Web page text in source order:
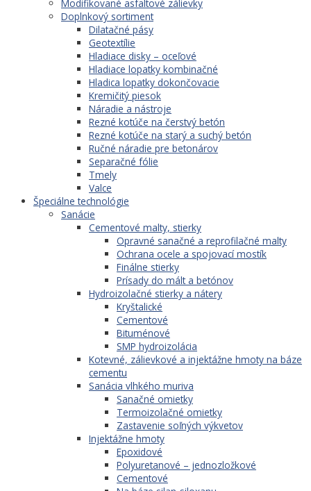
Modifikované asfaltové zálievky
Doplnkový sortiment
Dilatačné pásy
Geotextílie
Hladiace disky – oceľové
Hladiace lopatky kombinačné
Hladica lopatky dokončovacie
Kremičitý piesok
Náradie a nástroje
Rezné kotúče na čerstvý betón
Rezné kotúče na starý a suchý betón
Ručné náradie pre betonárov
Separačné fólie
Tmely
Valce
Špeciálne technológie
Sanácie
Cementové malty, stierky
Opravné sanačné a reprofilačné malty
Ochrana ocele a spojovací mostík
Finálne stierky
Prísady do mált a betónov
Hydroizolačné stierky a nátery
Kryštalické
Cementové
Bituménové
SMP hydroizolácia
Kotevné, zálievkové a injektážne hmoty na báze
cementu
Sanácia vlhkého muriva
Sanačné omietky
Termoizolačné omietky
Zastavenie soľných výkvetov
Injektážne hmoty
Epoxidové
Polyuretanové – jednozložkové
Cementové